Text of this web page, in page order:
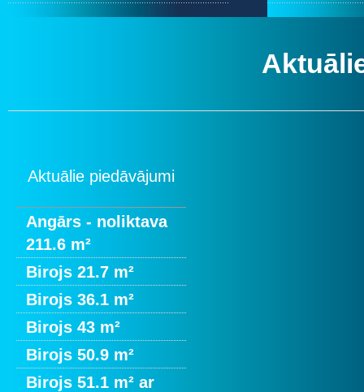
Aktuālie piedāvājumi
Angārs - noliktava
211.6 m²
Birojs 21.7 m²
Birojs 36.1 m²
Birojs 43 m²
Birojs 50.9 m²
Birojs 51.1 m² ar